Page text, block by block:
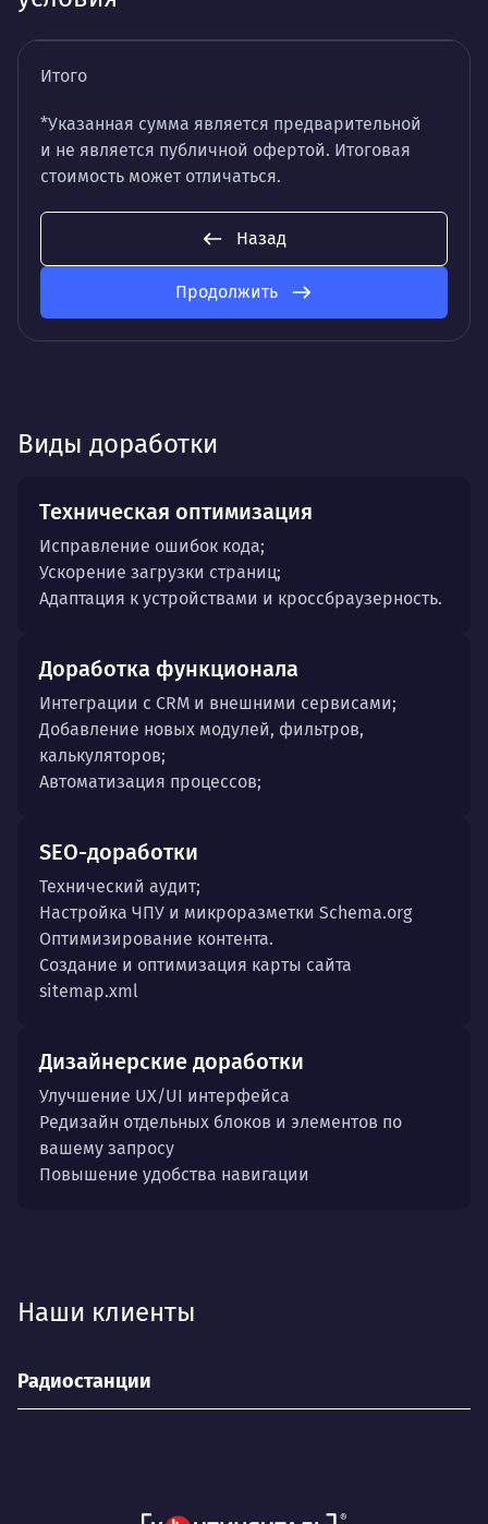
Итого
*Указанная сумма является предварительной
и не является публичной офертой. Итоговая
стоимость может отличаться.
Назад
Продолжить
Виды доработки
Техническая оптимизация
Исправление ошибок кода;
Ускорение загрузки страниц;
Адаптация к устройствами и кроссбраузерность.
Доработка функционала
Интеграции с CRM и внешними сервисами;
Добавление новых модулей, фильтров,
калькуляторов;
Автоматизация процессов;
SEO-доработки
Технический аудит;
Настройка ЧПУ и микроразметки Schema.org
Оптимизирование контента.
Создание и оптимизация карты сайта
sitemap.xml
Дизайнерские доработки
Улучшение UX/UI интерфейса
Редизайн отдельных блоков и элементов по
вашему запросу
Повышение удобства навигации
Наши клиенты
Радиостанции